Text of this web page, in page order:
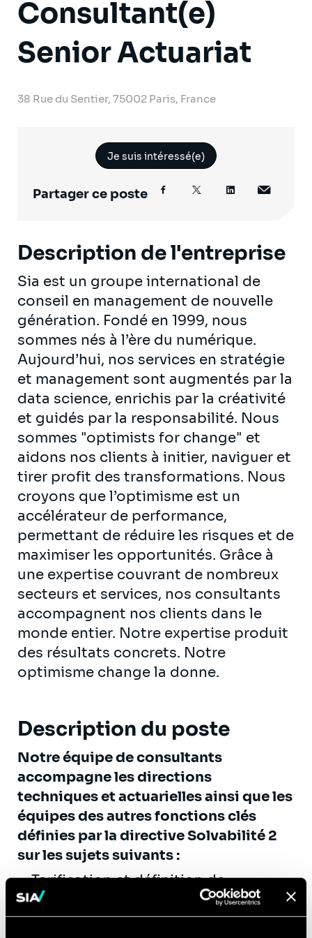
Consultant(e)
Senior Actuariat
38 Rue du Sentier, 75002 Paris, France
Je suis intéressé(e)
Partager ce poste
Description de l'entreprise
Sia est un groupe international de
conseil en management de nouvelle
génération. Fondé en 1999, nous
sommes nés à l’ère du numérique.
Aujourd’hui, nos services en stratégie
et management sont augmentés par la
data science, enrichis par la créativité
et guidés par la responsabilité. Nous
sommes "optimists for change" et
aidons nos clients à initier, naviguer et
tirer profit des transformations. Nous
croyons que l’optimisme est un
accélérateur de performance,
permettant de réduire les risques et de
maximiser les opportunités. Grâce à
une expertise couvrant de nombreux
secteurs et services, nos consultants
accompagnent nos clients dans le
monde entier. Notre expertise produit
des résultats concrets. Notre
optimisme change la donne.
Description du poste
Notre équipe de consultants
accompagne les directions
techniques et actuarielles ainsi que les
équipes des autres fonctions clés
définies par la directive Solvabilité 2
sur les sujets suivants :
Tarification et définition de
nouvelles offres
Provisionnement